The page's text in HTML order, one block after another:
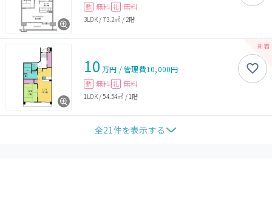
敷 無料 礼 無料
3LDK/73.2㎡ / 2階
10 万円 /管理費10,000円
敷 無料 礼 無料
1LDK/54.54㎡ / 1階
全21件を表示する